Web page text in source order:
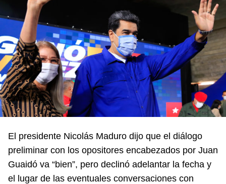
El presidente Nicolás Maduro dijo que el diálogo
preliminar con los opositores encabezados por Juan
Guaidó va “bien”, pero declinó adelantar la fecha y
el lugar de las eventuales conversaciones con